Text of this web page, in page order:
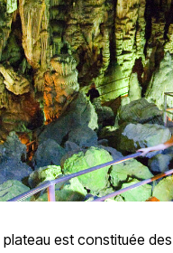
est constituée